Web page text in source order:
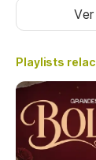
Playlists